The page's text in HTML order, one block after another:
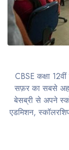
CBSE कक्षा
सफ़र का सबसे
बेसब्री से अपने
एडमिशन,